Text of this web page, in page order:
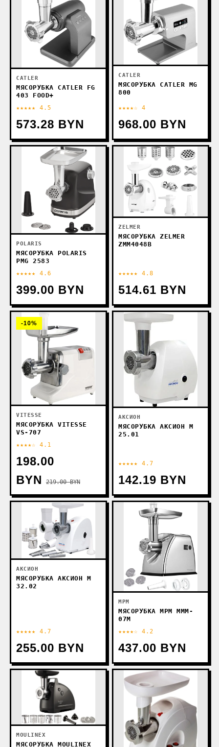
CATLER
МЯСОРУБКА CATLER FG
403 FOOD+
★★★★★ 4.5
573.28 BYN
CATLER
МЯСОРУБКА CATLER MG
800
★★★★☆ 4
968.00 BYN
POLARIS
МЯСОРУБКА POLARIS
PMG 2583
★★★★★ 4.6
399.00 BYN
ZELMER
МЯСОРУБКА ZELMER
ZMM4048B
★★★★★ 4.8
514.61 BYN
-10%
VITESSE
МЯСОРУБКА VITESSE
VS-707
★★★★☆ 4.1
198.00
BYN
219.00 BYN
АКСИОН
МЯСОРУБКА АКСИОН М
25.01
★★★★★ 4.7
142.19 BYN
АКСИОН
МЯСОРУБКА АКСИОН М
32.02
★★★★★ 4.7
255.00 BYN
MPM
МЯСОРУБКА MPM MMM-
07M
★★★★☆ 4.2
437.00 BYN
MOULINEX
МЯСОРУБКА MOULINEX